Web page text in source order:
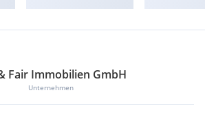
Fair Immobilien GmbH
Unternehmen